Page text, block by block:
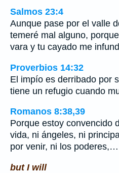
Salmos 23:4
Aunque pase por el valle
temeré mal alguno,
vara y tu cayado me
Proverbios 14:32
El impío es derribado por
tiene un refugio cuando
Romanos 8:38,39
Porque estoy convencido
vida, ni ángeles, ni
por venir, ni los poderes,…
but I will